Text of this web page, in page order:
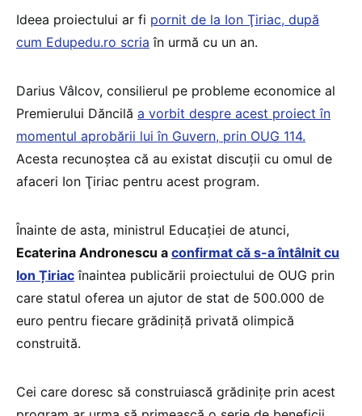
Ideea proiectului ar fi pornit de la Ion Ţiriac, după
cum Edupedu.ro scria în urmă cu un an.
Darius Vâlcov, consilierul pe probleme economice al
Premierului Dăncilă a vorbit despre acest proiect în
momentul aprobării lui în Guvern, prin OUG 114.
Acesta recunoştea că au existat discuţii cu omul de
afaceri Ion Ţiriac pentru acest program.
Înainte de asta, ministrul Educaţiei de atunci,
Ecaterina Andronescu a confirmat că s-a întâlnit cu
Ion Țiriac înaintea publicării proiectului de OUG prin
care statul oferea un ajutor de stat de 500.000 de
euro pentru fiecare grădiniță privată olimpică
construită.
Cei care doresc să construiască grădiniţe prin acest